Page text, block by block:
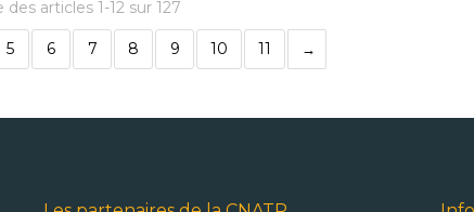
articles 1-12 sur 127
5 6 7 8 9 10 11